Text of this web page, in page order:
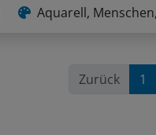
Aquarell,
Zurück 1